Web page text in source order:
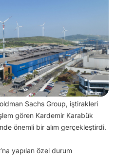
Sachs Group, iştirakleri
gören Kardemir Karabük
önemli bir alım gerçekleştirdi.
yapılan özel durum